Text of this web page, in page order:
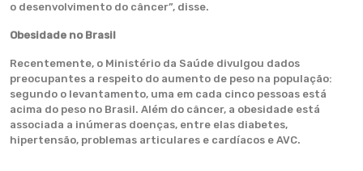
o desenvolvimento do câncer”, disse.
Obesidade no Brasil
Recentemente, o Ministério da Saúde divulgou dados
preocupantes a respeito do aumento de peso na população:
segundo o levantamento, uma em cada cinco pessoas está
acima do peso no Brasil. Além do câncer, a obesidade está
associada a inúmeras doenças, entre elas diabetes,
hipertensão, problemas articulares e cardíacos e AVC.